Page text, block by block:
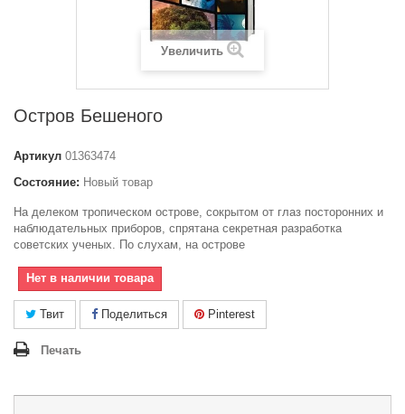
Увеличить
Остров Бешеного
Артикул 01363474
Состояние: Новый товар
На делеком тропическом острове, сокрытом от глаз посторонних и
наблюдательных приборов, спрятана секретная разработка
советских ученых. По слухам, на острове
Нет в наличии товара
Твит Поделиться Pinterest
Печать